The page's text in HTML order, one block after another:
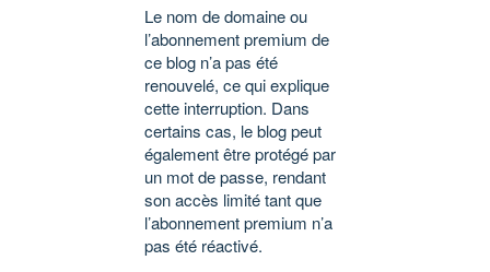
Le nom de domaine ou
l’abonnement premium de
ce blog n’a pas été
renouvelé, ce qui explique
cette interruption. Dans
certains cas, le blog peut
également être protégé par
un mot de passe, rendant
son accès limité tant que
l’abonnement premium n’a
pas été réactivé.